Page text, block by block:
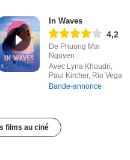
In Waves
4,2
De Phuong Mai
Nguyen
Avec Lyna Khoudri,
Paul Kircher, Rio Vega
Bande-annonce
films au ciné